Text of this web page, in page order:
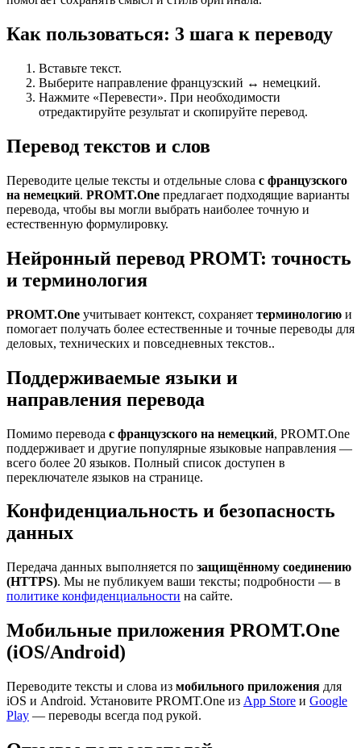
Как пользоваться: 3 шага к переводу
Вставьте текст.
Выберите направление французский ↔ немецкий.
Нажмите «Перевести». При необходимости
отредактируйте результат и скопируйте перевод.
Перевод текстов и слов
Переводите целые тексты и отдельные слова с французского
на немецкий. PROMT.One предлагает подходящие варианты
перевода, чтобы вы могли выбрать наиболее точную и
естественную формулировку.
Нейронный перевод PROMT: точность
и терминология
PROMT.One учитывает контекст, сохраняет терминологию и
помогает получать более естественные и точные переводы для
деловых, технических и повседневных текстов..
Поддерживаемые языки и
направления перевода
Помимо перевода с французского на немецкий, PROMT.One
поддерживает и другие популярные языковые направления —
всего более 20 языков. Полный список доступен в
переключателе языков на странице.
Конфиденциальность и безопасность
данных
Передача данных выполняется по защищённому соединению
(HTTPS). Мы не публикуем ваши тексты; подробности — в
политике конфиденциальности на сайте.
Мобильные приложения PROMT.One
(iOS/Android)
Переводите тексты и слова из мобильного приложения для
iOS и Android. Установите PROMT.One из App Store и Google
Play — переводы всегда под рукой.